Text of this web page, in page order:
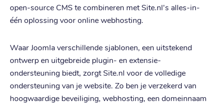
open-source CMS te combineren met Site.nl's alles-in-
één oplossing voor online webhosting.
Waar Joomla verschillende sjablonen, een uitstekend
ontwerp en uitgebreide plugin- en extensie-
ondersteuning biedt, zorgt Site.nl voor de volledige
ondersteuning van je website. Zo ben je verzekerd van
hoogwaardige beveiliging, webhosting, een domeinnaam